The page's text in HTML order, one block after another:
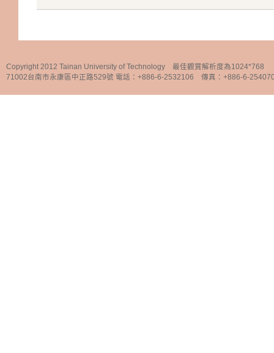
Copyright 2012 Tainan University of Technology 最佳觀賞解析度為1024*768
71002台南市永康區中正路529號 電話：+886-6-2532106 傳真：+886-6-